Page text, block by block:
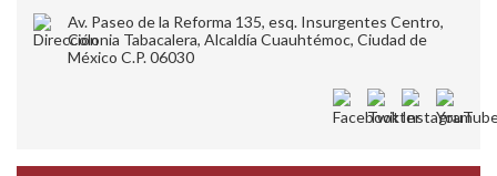
Av. Paseo de la Reforma 135, esq. Insurgentes Centro,
Colonia Tabacalera, Alcaldía Cuauhtémoc, Ciudad de
México C.P. 06030